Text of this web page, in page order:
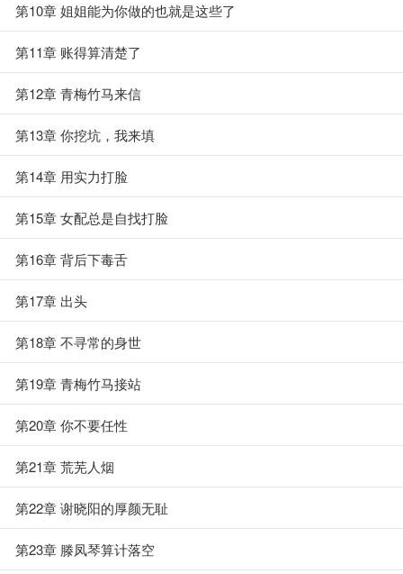
第10章 姐姐能为你做的也就是这些了
第11章 账得算清楚了
第12章 青梅竹马来信
第13章 你挖坑，我来填
第14章 用实力打脸
第15章 女配总是自找打脸
第16章 背后下毒舌
第17章 出头
第18章 不寻常的身世
第19章 青梅竹马接站
第20章 你不要任性
第21章 荒芜人烟
第22章 谢晓阳的厚颜无耻
第23章 滕凤琴算计落空